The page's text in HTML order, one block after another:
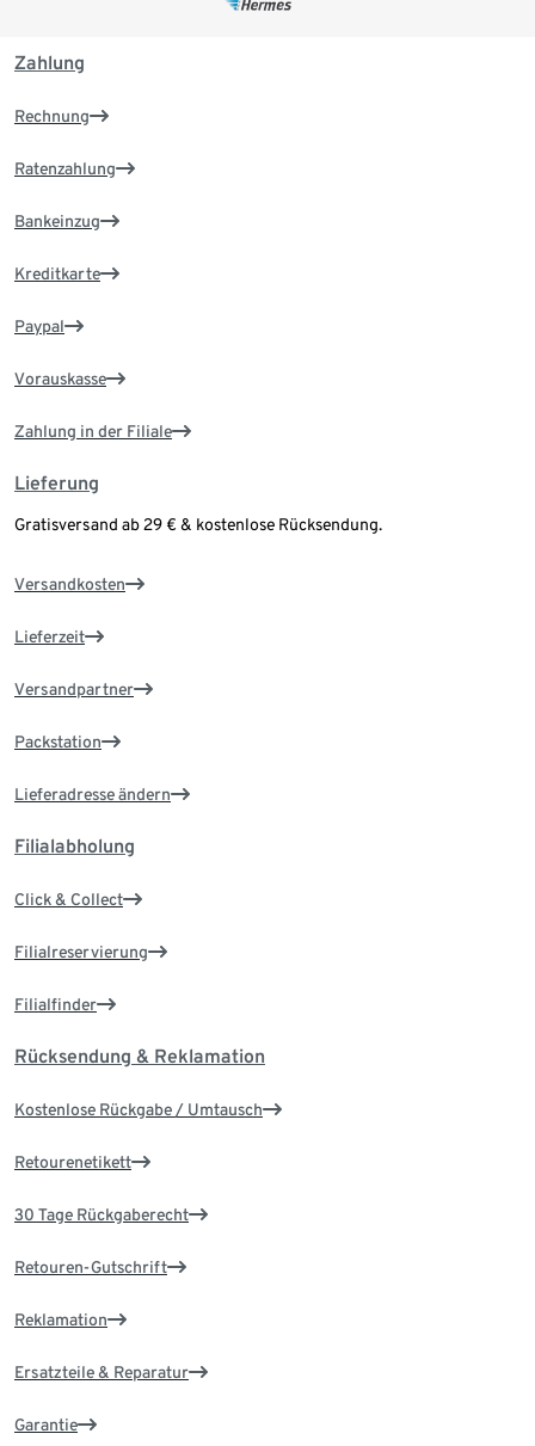
Zahlung
Rechnung
Ratenzahlung
Bankeinzug
Kreditkarte
Paypal
Vorauskasse
Zahlung in der Filiale
Lieferung
Gratisversand ab 29 € & kostenlose Rücksendung.
Versandkosten
Lieferzeit
Versandpartner
Packstation
Lieferadresse ändern
Filialabholung
Click & Collect
Filialreservierung
Filialfinder
Rücksendung & Reklamation
Kostenlose Rückgabe / Umtausch
Retourenetikett
30 Tage Rückgaberecht
Retouren-Gutschrift
Reklamation
Ersatzteile & Reparatur
Garantie